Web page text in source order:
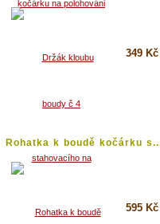
349 Kč
Rohatka k boudě kočárku
595 Kč